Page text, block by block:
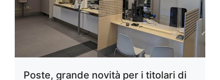
Poste, grande novità per i titolari di